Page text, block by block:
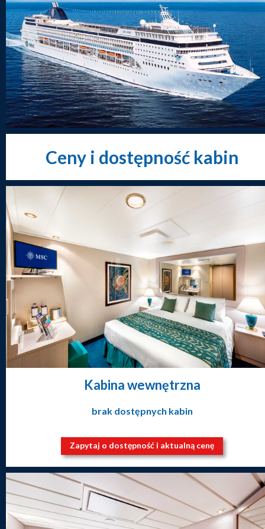
Ceny i dostępność kabin
Kabina wewnętrzna
brak dostępnych kabin
Zapytaj o dostępność i aktualną cenę